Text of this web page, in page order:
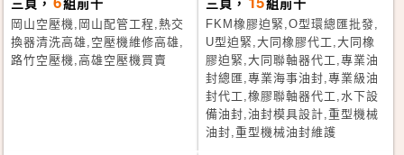
岡山空壓機,岡山配管工程,熱交
換器清洗高雄,空壓機維修高雄,
路竹空壓機,高雄空壓機買賣
FKM橡膠迫緊,O型環總匯批發,
U型迫緊,大同橡膠代工,大同橡
膠迫緊,大同聯軸器代工,專業油
封總匯,專業海事油封,專業級油
封代工,橡膠聯軸器代工,水下設
備油封,油封模具設計,重型機械
油封,重型機械油封維護